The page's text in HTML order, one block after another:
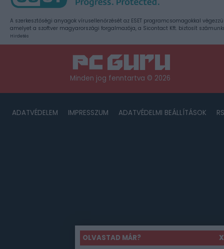
OLVASTAD MÁR? X
A szerkesztőségi anyagok vírusellenőrzését az ESET programcsomagokkal
amelyet a szoftver magyarországi forgalmazója, a Sicontact Kft. biztosít
Hirdetés
Minden jog fenntartva © 2026
ADATVÉDELEM IMPRESSZUM ADATVÉDELMI BEÁLLÍTÁSOK